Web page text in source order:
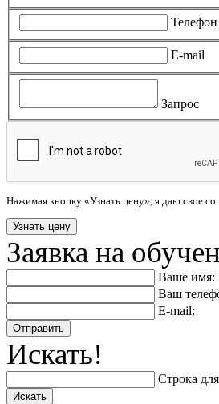
Телефон
E-mail
Запрос
Нажимая кнопку «Узнать цену», я даю свое
Заявка на
Ваше имя:
Ваш
E-mail:
Отправить
Искать!
Строка
Искать